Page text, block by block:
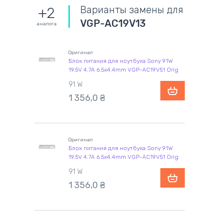
+2
аналога
Варианты замены для
VGP-AC19V13
Оригинал
Блок питания для ноутбука Sony 91W
19.5V 4.7A 6.5x4.4mm VGP-AC19V51 Orig
91 W
1 356,0 ₴
Оригинал
Блок питания для ноутбука Sony 91W
19.5V 4.7A 6.5x4.4mm VGP-AC19V51 Orig
91 W
1 356,0 ₴